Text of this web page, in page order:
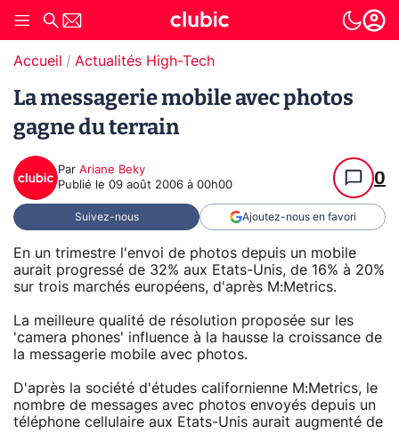
Accueil Actualités High-Tech
La messagerie mobile avec photos
gagne du terrain
Par Ariane Beky
Publié le 09 août 2006 à 00h00 0
Suivez-nous Ajoutez-nous en favori
En un trimestre l'envoi de photos depuis un mobile
aurait progressé de 32% aux Etats-Unis, de 16% à 20%
sur trois marchés européens, d'après M:Metrics.
La meilleure qualité de résolution proposée sur les
'camera phones' influence à la hausse la croissance de
la messagerie mobile avec photos.
D'après la société d'études californienne M:Metrics, le
nombre de messages avec photos envoyés depuis un
téléphone cellulaire aux Etats-Unis aurait augmenté de